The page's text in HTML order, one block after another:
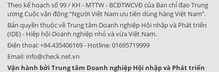
Theo kế hoạch số 99 / KH - MTTW - BCĐTWCVĐ của Ban chỉ đạo Trung
ương Cuộc vận động “Người Việt Nam ưu tiên dùng hàng Việt Nam”.
Bản quyền thuộc về Trung tâm Doanh nghiệp Hội nhập và Phát triển
(IDE) - Hiệp hội Doanh nghiệp nhỏ và vừa Việt Nam.
Điện thoại:+84.435406169- Hotline:01695719999
Email: info@check.net.vn
Vận hành bởi Trung tâm Doanh nghiệp Hội nhập và Phát triển